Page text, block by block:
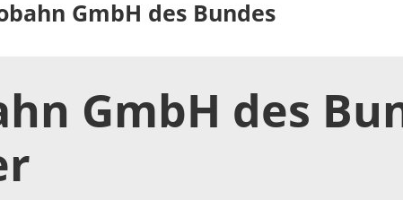
GmbH des Bundes
GmbH des